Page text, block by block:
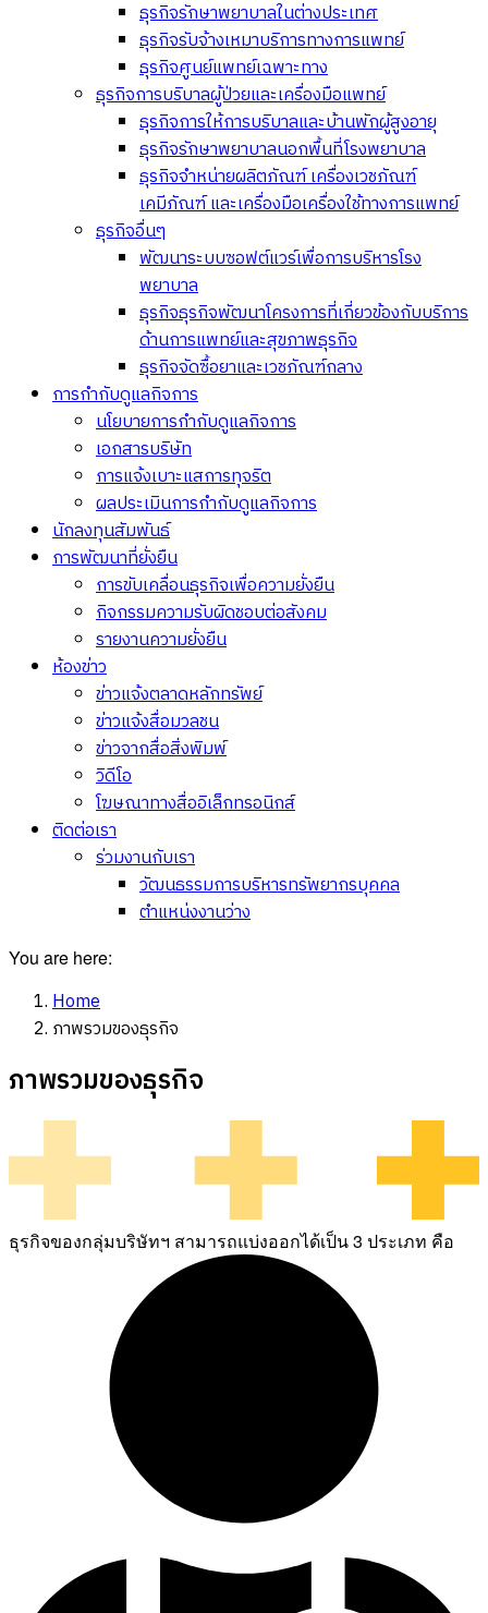
ธุรกิจรักษาพยาบาลในต่างประเทศ
ธุรกิจรับจ้างเหมาบริการทางการแพทย์
ธุรกิจศูนย์แพทย์เฉพาะทาง
ธุรกิจการบริบาลผู้ป่วยและเครื่องมือแพทย์
ธุรกิจการให้การบริบาลและบ้านพักผู้สูงอายุ
ธุรกิจรักษาพยาบาลนอกพื้นที่โรงพยาบาล
ธุรกิจจำหน่ายผลิตภัณฑ์ เครื่องเวชภัณฑ์
เคมีภัณฑ์ และเครื่องมือเครื่องใช้ทางการแพทย์
ธุรกิจอื่นๆ
พัฒนาระบบซอฟต์แวร์เพื่อการบริหารโรง
พยาบาล
ธุรกิจธุรกิจพัฒนาโครงการที่เกี่ยวข้องกับบริการ
ด้านการแพทย์และสุขภาพธุรกิจ
ธุรกิจจัดซื้อยาและเวชภัณฑ์กลาง
การกำกับดูแลกิจการ
นโยบายการกำกับดูแลกิจการ
เอกสารบริษัท
การแจ้งเบาะแสการทุจริต
ผลประเมินการกำกับดูแลกิจการ
นักลงทุนสัมพันธ์
การพัฒนาที่ยั่งยืน
การขับเคลื่อนธุรกิจเพื่อความยั่งยืน
กิจกรรมความรับผิดชอบต่อสังคม
รายงานความยั่งยืน
ห้องข่าว
ข่าวแจ้งตลาดหลักทรัพย์
ข่าวแจ้งสื่อมวลชน
ข่าวจากสื่อสิ่งพิมพ์
วิดีโอ
โฆษณาทางสื่ออิเล็กทรอนิกส์
ติดต่อเรา
ร่วมงานกับเรา
วัฒนธรรมการบริหารทรัพยากรบุคคล
ตำแหน่งงานว่าง
You are here:
Home
ภาพรวมของธุรกิจ
ภาพรวมของธุรกิจ
ธุรกิจของกลุ่มบริษัทฯ สามารถแบ่งออกได้เป็น 3 ประเภท คือ